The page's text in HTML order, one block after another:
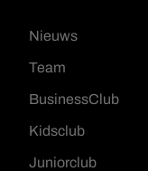
Nieuws
Team
BusinessClub
Kidsclub
Juniorclub